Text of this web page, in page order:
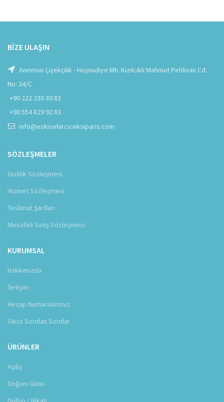
BIZE ULAŞIN
Anemon Çiçekçilik - Hoşnudiye Mh. Kızılcıklı Mahmut Pehlivan Cd.
No: 34/C
+90 222 230 30 82
+90 554 829 92 83
info@eskisehirciceksiparis.com
SÖZLEŞMELER
Gizlilik Sözleşmesi
Hizmet Sözleşmesi
Teslimat Şartları
Mesafeli Satış Sözleşmesi
KURUMSAL
Hakkımızda
İletişim
Hesap Numaralarımız
Sıkça Sorulan Sorular
ÜRÜNLER
Açılış
Doğum Günü